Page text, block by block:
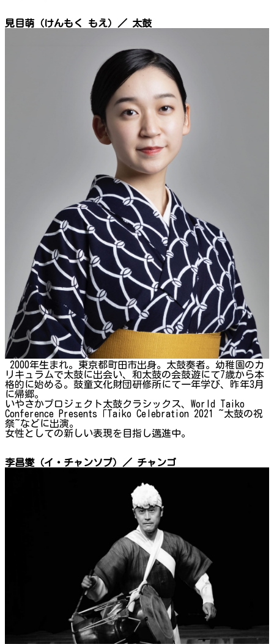
見目萌（けんもく もえ）／ 太鼓
2000年生まれ。東京都町田市出身。太鼓奏者。幼稚園のカ
リキュラムで太鼓に出会い、和太鼓の会鼓遊にて7歳から本
格的に始める。鼓童文化財団研修所にて一年学び、昨年3月
に帰郷。
いやさかプロジェクト太鼓クラシックス、World Taiko
Conference Presents「Taiko Celebration 2021 ~太鼓の祝
祭~などに出演。
女性としての新しい表現を目指し邁進中。
李昌燮（イ・チャンソプ）／ チャンゴ